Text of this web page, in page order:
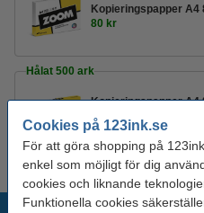
Cookies på 123ink.se
För att göra shopping på
enkel som möjligt för dig
cookies och liknande
Funktionella cookies
Kopieringspapper A4
80 kr
Hålat 500 ark
Kopieringspapper A4
ark
85 kr
Populära